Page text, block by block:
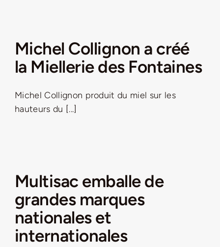
Michel Collignon a créé
la Miellerie des Fontaines
Michel Collignon produit du miel sur les
hauteurs du [...]
Multisac emballe de
grandes marques
nationales et
internationales